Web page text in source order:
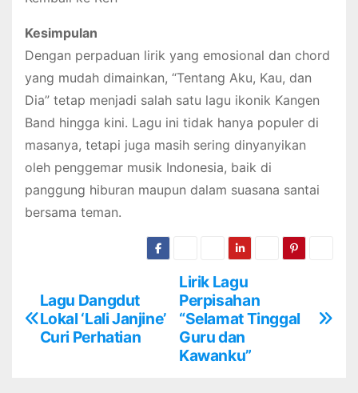
Kesimpulan
Dengan perpaduan lirik yang emosional dan chord
yang mudah dimainkan, “Tentang Aku, Kau, dan
Dia” tetap menjadi salah satu lagu ikonik Kangen
Band hingga kini. Lagu ini tidak hanya populer di
masanya, tetapi juga masih sering dinyanyikan
oleh penggemar musik Indonesia, baik di
panggung hiburan maupun dalam suasana santai
bersama teman.
N
a
Lirik Lagu
Perpisahan
“Selamat Tinggal
Guru dan
Kawanku”
Lagu Dangdut
Lokal ‘Lali Janjine’
Curi Perhatian